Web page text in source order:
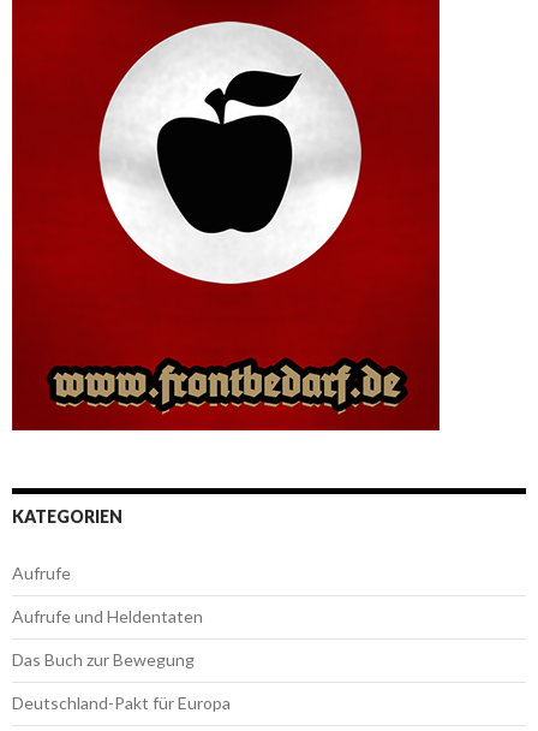
KATEGORIEN
Aufrufe
Aufrufe und Heldentaten
Das Buch zur Bewegung
Deutschland-Pakt für Europa